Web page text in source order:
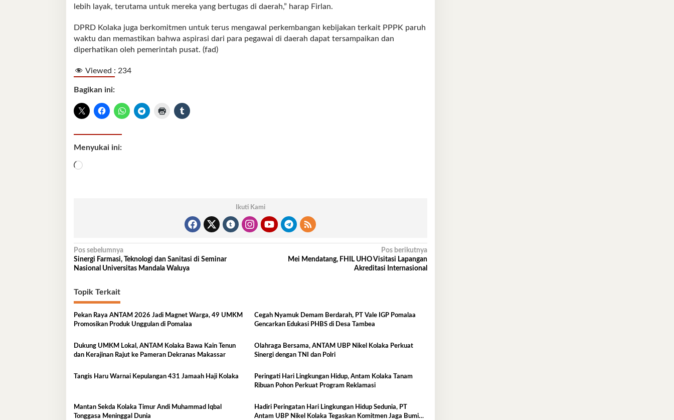
lebih layak, terutama untuk mereka yang bertugas di daerah,” harap Firlan.
DPRD Kolaka juga berkomitmen untuk terus mengawal perkembangan kebijakan terkait PPPK paruh
waktu dan memastikan bahwa aspirasi dari para pegawai di daerah dapat tersampaikan dan
diperhatikan oleh pemerintah pusat. (fad)
Viewed : 234
Bagikan ini:
Menyukai ini:
Memuat...
Ikuti Kami
Navigasi
pos
Pos sebelumnya
Sinergi Farmasi, Teknologi dan Sanitasi di Seminar
Nasional Universitas Mandala Waluya
Pos berikutnya
Mei Mendatang, FHIL UHO Visitasi Lapangan
Akreditasi Internasional
Topik Terkait
Pekan Raya ANTAM 2026 Jadi Magnet Warga, 49 UMKM
Promosikan Produk Unggulan di Pomalaa
Cegah Nyamuk Demam Berdarah, PT Vale IGP Pomalaa
Gencarkan Edukasi PHBS di Desa Tambea
Dukung UMKM Lokal, ANTAM Kolaka Bawa Kain Tenun
dan Kerajinan Rajut ke Pameran Dekranas Makassar
Olahraga Bersama, ANTAM UBP Nikel Kolaka Perkuat
Sinergi dengan TNI dan Polri
Tangis Haru Warnai Kepulangan 431 Jamaah Haji Kolaka
Peringati Hari Lingkungan Hidup, Antam Kolaka Tanam
Ribuan Pohon Perkuat Program Reklamasi
Mantan Sekda Kolaka Timur Andi Muhammad Iqbal
Tonggasa Meninggal Dunia
Hadiri Peringatan Hari Lingkungan Hidup Sedunia, PT
Antam UBP Nikel Kolaka Tegaskan Komitmen Jaga Bumi